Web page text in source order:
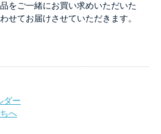
をご一緒にお買い求めいただいた
せてお届けさせていただきます。
ダー
へ